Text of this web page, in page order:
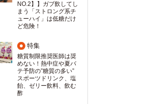
NO.2】】ガブ飲してし
まう「ストロング系チ
ューハイ」は低糖だけ
ど危険！
特集
糖質制限推奨医師は奨
めない！熱中症や夏バ
テ予防の”糖質の多い”
スポーツドリンク、塩
飴、ゼリー飲料、飲む
酢